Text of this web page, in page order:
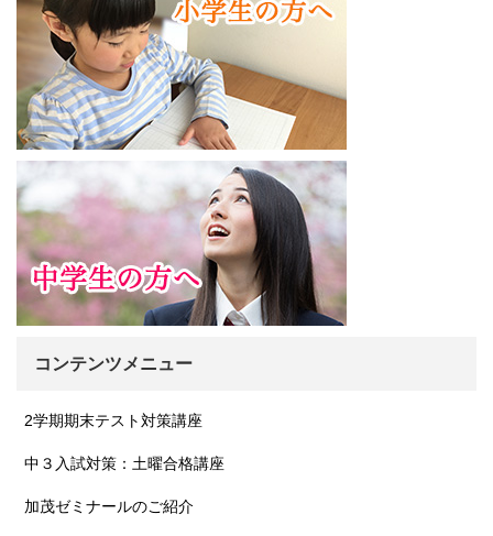
コンテンツメニュー
2学期期末テスト対策講座
中３入試対策：土曜合格講座
加茂ゼミナールのご紹介